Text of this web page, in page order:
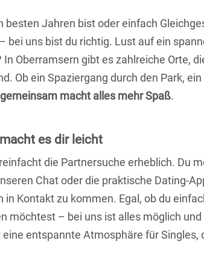
besten Jahren bist oder einfach
bei uns bist du richtig. Lust auf ein
In Oberramsern gibt es zahlreiche Orte,
Ob ein Spaziergang durch den Park,
gemeinsam macht alles mehr Spaß.
es dir leicht
die Partnersuche erheblich. Du
Chat oder die praktische Dating-
in Kontakt zu kommen. Egal, ob du
möchtest – bei uns ist alles möglich
entspannte Atmosphäre für Singles,